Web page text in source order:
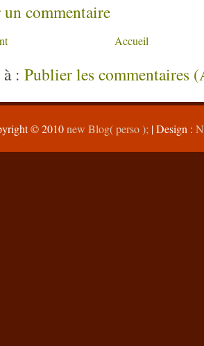
commentaire
Accueil
: Publier les commentaires
© 2010new Blog( perso ); | Design :